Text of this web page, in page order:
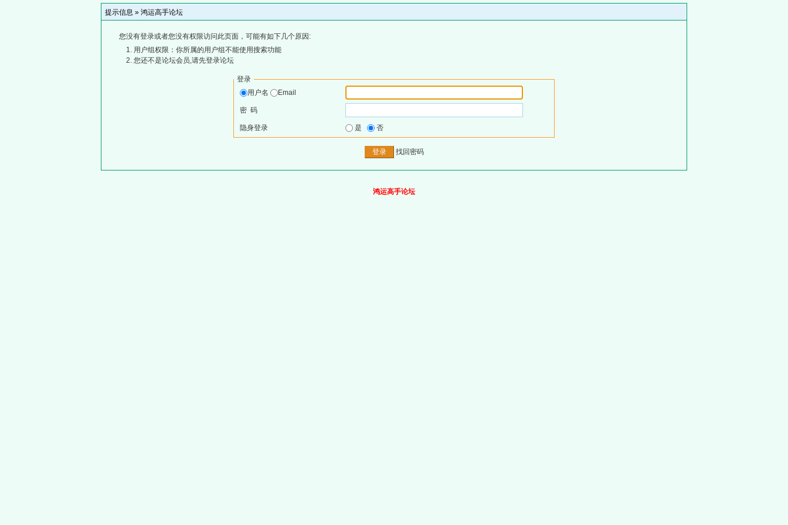
提示信息 » 鸿运高手论坛
您没有登录或者您没有权限访问此页面，可能有如下几个原因:
用户组权限：你所属的用户组不能使用搜索功能
您还不是论坛会员,请先登录论坛
登录
用户名
Email
密 码
隐身登录 是 否
找回密码
鸿运高手论坛